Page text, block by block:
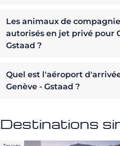
Les animaux de
autorisés en jet privé pour
Gstaad ?
Quel est l'aéroport
Genève - Gstaad ?
Destinations